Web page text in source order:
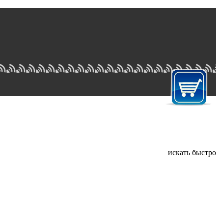
искать быстро